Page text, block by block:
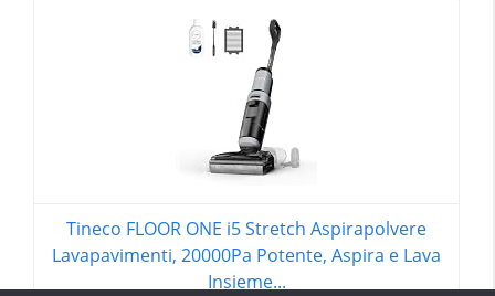
Tineco FLOOR ONE i5 Stretch Aspirapolvere
Lavapavimenti, 20000Pa Potente, Aspira e Lava
Insieme...